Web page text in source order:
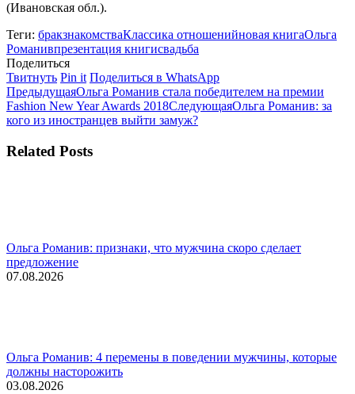
(Ивановская обл.).
Теги: бракзнакомстваКлассика отношенийновая книгаОльга
Романивпрезентация книгисвадьба
Поделиться
ТвитнутьПоделиться
в
Twitter
Pin itПоделиться
в
Pinterest
Поделиться в WhatsAppПоделиться
в
WhatsApp
Навигация
по
ПредыдущаяПредыдущая
запись:
Ольга Романив стала победителем на премии
Fashion New Year Awards 2018СледующаяСледующая
Ольга Романив: за
кого из иностранцев выйти замуж?
Related Posts
Ольга Романив: признаки, что мужчина скоро сделает
предложение
07.08.2026
Ольга Романив: 4 перемены в поведении мужчины, которые
должны насторожить
03.08.2026